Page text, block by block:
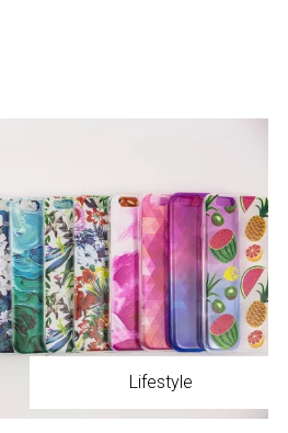
Lifestyle